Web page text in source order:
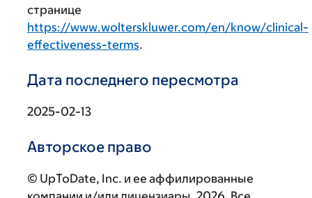
странице
https://www.wolterskluwer.com/en/know/clinical-
effectiveness-terms.
Дата последнего пересмотра
2025-02-13
Авторское право
© UpToDate, Inc. и ее аффилированные